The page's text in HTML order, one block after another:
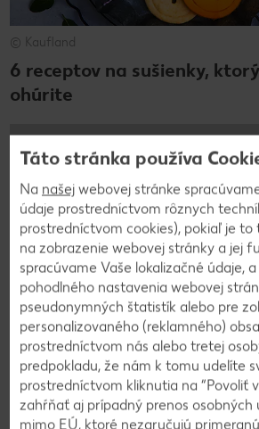
© Kaufland
6 receptov na sušienky,
ohúrite
VOĽNÝ ČAS
Táto stránka používa
Na našej webovej stránke
údaje prostredníctvom rôznych
prostredníctvom cookies), pokiaľ je
na zobrazenie webovej stránky a jej
spracúvame Vaše lokalizačné údaje,
pohodlného nastavenia webovej
pseudonymných štatistík alebo pre
personalizovaného (reklamného)
prostredníctvom nás alebo tretej
predpokladu, že nám k tomu udelíte
prostredníctvom kliknutia na “Povoliť
zahŕňať aj prípadný prenos osobných
mimo EÚ, ktoré nezaručujú